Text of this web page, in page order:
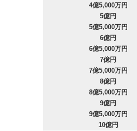
4億5,000万円
5億円
5億5,000万円
6億円
6億5,000万円
7億円
7億5,000万円
8億円
8億5,000万円
9億円
9億5,000万円
10億円